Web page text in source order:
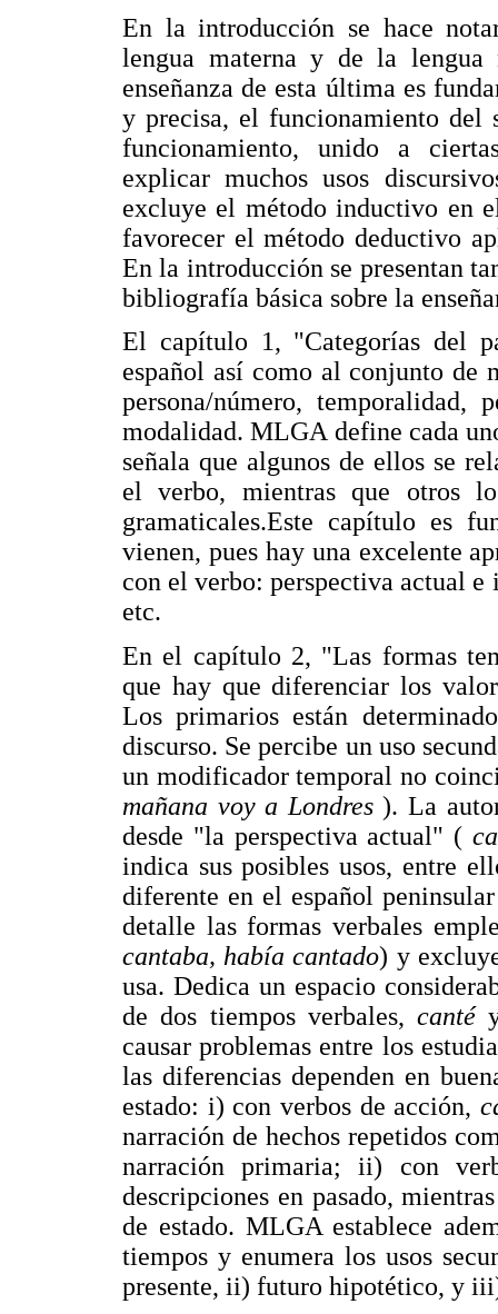
En la introducción se hace
lengua materna y de la
enseñanza de esta última es
y precisa, el funcionamiento del
funcionamiento, unido a
explicar muchos usos
excluye el método inductivo en
favorecer el método deductivo
En la introducción se presentan
bibliografía básica sobre la
El capítulo 1, "Categorías del
español así como al conjunto de
persona/número, temporalidad,
modalidad. MLGA define cada
señala que algunos de ellos se
el verbo, mientras que otros
gramaticales.Este capítulo es
vienen, pues hay una excelente
con el verbo: perspectiva actual
etc.
En el capítulo 2, "Las formas
que hay que diferenciar los
Los primarios están
discurso. Se percibe un uso
un modificador temporal no
mañana voy a Londres). La
desde "la perspectiva actual" (
indica sus posibles usos, entre
diferente en el español
detalle las formas verbales
cantaba, había cantado) y
usa. Dedica un espacio
de dos tiempos verbales,canté
causar problemas entre los
las diferencias dependen en
estado: i) con verbos de acción,
narración de hechos repetidos
narración primaria; ii) con
descripciones en pasado,
de estado. MLGA establece
tiempos y enumera los usos
presente, ii) futuro hipotético, y